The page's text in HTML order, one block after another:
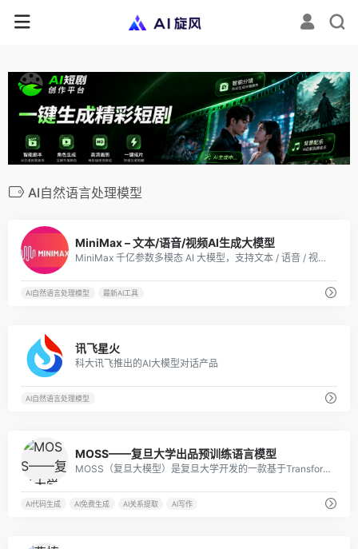
AI自然语言处理模型
MiniMax – 文本/语音/视频AI生成大模型
MiniMax 千亿参数多模态 AI 大模型，支持文本 / 语音 / 视觉全场景内容生成与低代码专家 Agent 定制，适配个人创作、企业办公、行业开发等多元场景，高效提升 AI 生产效率。
AI自然语言处理模型 最新AI工具
讯飞星火
科大讯飞推出的AI大模型对话产品
AI自然语言处理模型
MOSS——复旦大学出品预训练语言模型
MOSS（复旦大模型）是复旦大学开发的一款基于Transformer结构的预训练语言模型。它具有多种功能和特色，旨在为不同领域的用户提供智能化的语言处理服务。
AI代码生成 AI免费生成 AI关系提取 AI写作